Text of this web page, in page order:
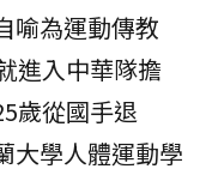
喻為運動傳教
進入中華隊擔
歲從國手退
大學人體運動學